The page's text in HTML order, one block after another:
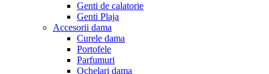
Genti de calatorie
Genti Plaja
Accesorii dama
Curele dama
Portofele
Parfumuri
Ochelari dama